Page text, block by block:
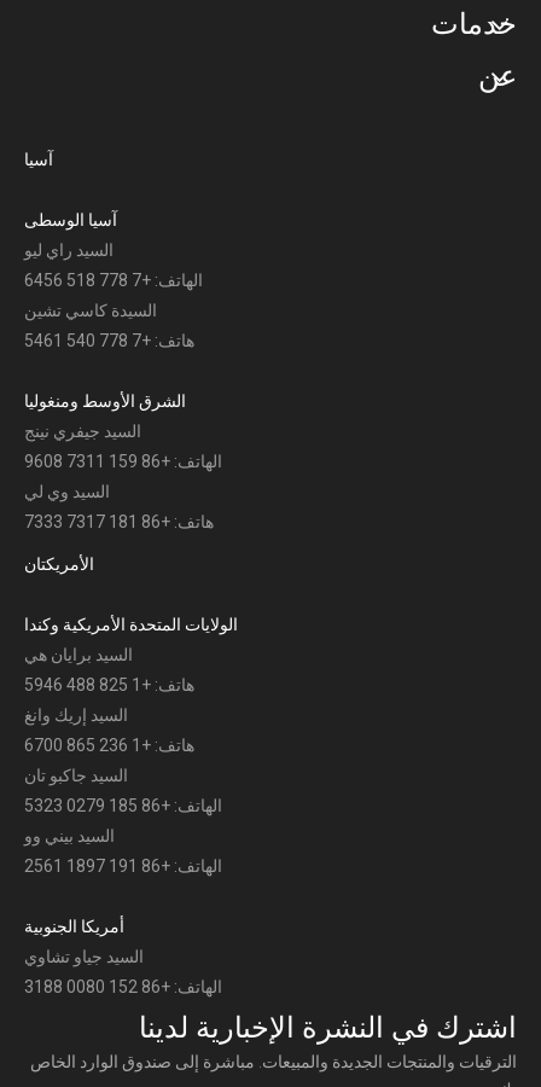
خدمات
عن
آسيا
آسيا الوسطى
السيد راي ليو
الهاتف: +7 778 518 6456
السيدة كاسي تشين
هاتف: +7 778 540 5461
الشرق الأوسط ومنغوليا
السيد جيفري نينج
الهاتف: +86 159 7311 9608
السيد وي لي
هاتف: +86 181 7317 7333
الأمريكتان
الولايات المتحدة الأمريكية وكندا
السيد برايان هي
هاتف: +1 825 488 5946
السيد إريك وانغ
هاتف: +1 236 865 6700
السيد جاكبو تان
الهاتف: +86 185 0279 5323
السيد بيني وو
الهاتف: +86 191 1897 2561
أمريكا الجنوبية
السيد جياو تشاوي
الهاتف: +86 152 0080 3188
اشترك في النشرة الإخبارية لدينا
الترقيات والمنتجات الجديدة والمبيعات. مباشرة إلى صندوق الوارد الخاص